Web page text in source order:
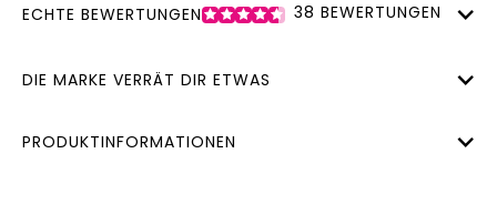
ECHTE BEWERTUNGEN 38 BEWERTUNGEN
DIE MARKE VERRÄT DIR ETWAS
PRODUKTINFORMATIONEN